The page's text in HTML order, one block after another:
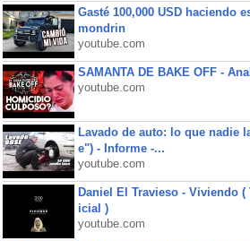
Gasté 100,000 USD haciendo
mondrin
youtube.com
SAMANTA DE BAKE OFF -
youtube.com
Lavado de auto: lo que nadie
e") - Informe -...
youtube.com
Daniel El Travieso - Viviendo (
icial )
youtube.com